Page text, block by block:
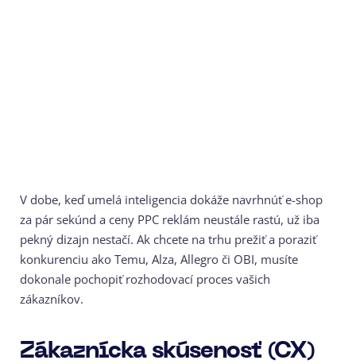
V dobe, keď umelá inteligencia dokáže navrhnúť e-shop
za pár sekúnd a ceny PPC reklám neustále rastú, už iba
pekný dizajn nestačí. Ak chcete na trhu prežiť a poraziť
konkurenciu ako Temu, Alza, Allegro či OBI, musíte
dokonale pochopiť rozhodovací proces vašich
zákazníkov.
Zákaznícka skúsenosť (CX)